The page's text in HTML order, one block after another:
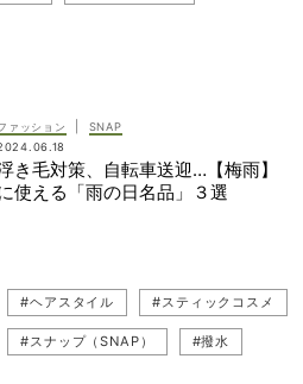
Balance（ニューバランス）
ンダル
ァッション
SNAP
き毛対策、自転車送迎…【梅雨】
使える「雨の日名品」３選
#ヘアスタイル #スティックコスメ
#スナップ（SNAP） #撥水